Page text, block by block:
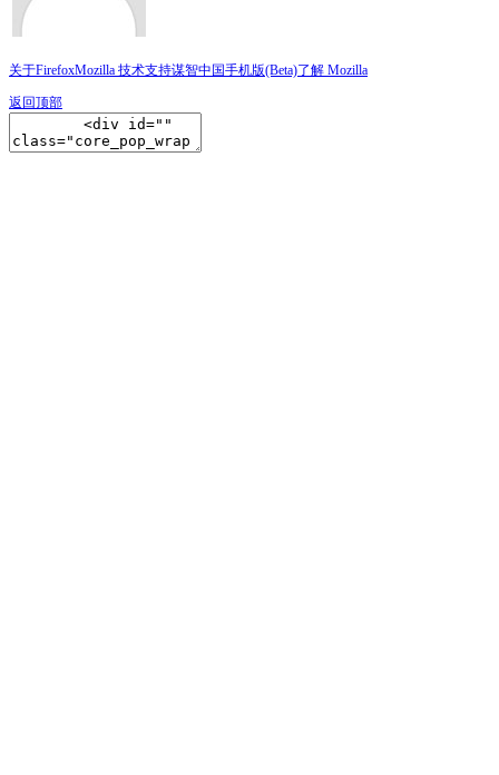
关于FirefoxMozilla 技术支持谋智中国手机版(Beta)了解 Mozilla
返回顶部